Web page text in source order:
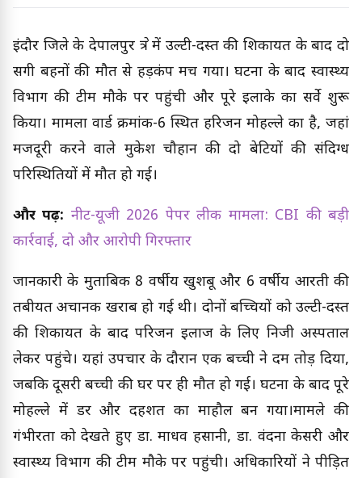
इंदौर जिले के देपालपुर क्षेत्र में उल्टी-दस्त की शिकायत के बाद दो
सगी बहनों की मौत से हड़कंप मच गया। घटना के बाद स्वास्थ्य
विभाग की टीम मौके पर पहुंची और पूरे इलाके का सर्वे शुरू
किया। मामला वार्ड क्रमांक-6 स्थित हरिजन मोहल्ले का है, जहां
मजदूरी करने वाले मुकेश चौहान की दो बेटियों की संदिग्ध
परिस्थितियों में मौत हो गई।
और पढ़ें: नीट-यूजी 2026 पेपर लीक मामला: CBI की बड़ी
कार्रवाई, दो और आरोपी गिरफ्तार
जानकारी के मुताबिक 8 वर्षीय खुशबू और 6 वर्षीय आरती की
तबीयत अचानक खराब हो गई थी। दोनों बच्चियों को उल्टी-दस्त
की शिकायत के बाद परिजन इलाज के लिए निजी अस्पताल
लेकर पहुंचे। यहां उपचार के दौरान एक बच्ची ने दम तोड़ दिया,
जबकि दूसरी बच्ची की घर पर ही मौत हो गई। घटना के बाद पूरे
मोहल्ले में डर और दहशत का माहौल बन गया।मामले की
गंभीरता को देखते हुए डा. माधव हसानी, डा. वंदना केसरी और
स्वास्थ्य विभाग की टीम मौके पर पहुंची। अधिकारियों ने पीड़ित